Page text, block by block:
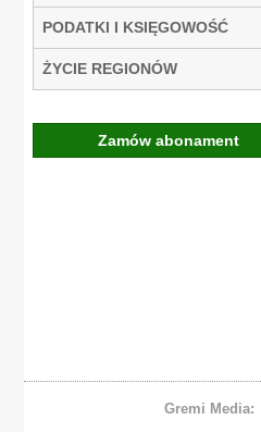
PODATKI I KSIĘGOWOŚĆ
ŻYCIE REGIONÓW
Zamów abonament
Gremi Media: